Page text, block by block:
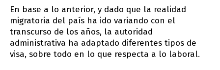
En base a lo anterior, y dado que la realidad
migratoria del país ha ido variando con el
transcurso de los años, la autoridad
administrativa ha adaptado diferentes tipos de
visa, sobre todo en lo que respecta a lo laboral.